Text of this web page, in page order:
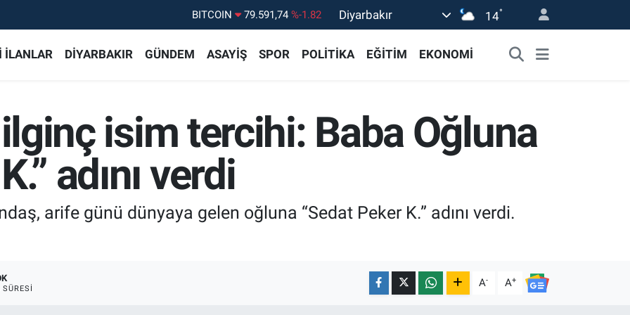
DOLAR
45,43620 %0.02
EURO
53,38690
%0.19
BİST100 14.598,00
Diyarbakır 14°
İLANLAR DİYARBAKIR GÜNDEM ASAYİŞ SPOR POLİTİKA EĞİTİM EKONOMİ
ilginç isim tercihi: Baba Oğluna
adını verdi
arife günü dünyaya gelen oğluna “Sedat Peker K.” adını verdi.
A- A+